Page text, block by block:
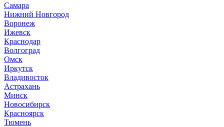
Самара
Нижний Новгород
Воронеж
Ижевск
Краснодар
Волгоград
Омск
Иркутск
Владивосток
Астрахань
Минск
Новосибирск
Красноярск
Тюмень